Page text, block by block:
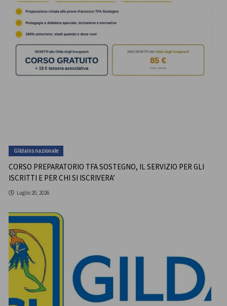
Gildains nazionale
CORSO PREPARATORIO TFA SOSTEGNO, IL SERVIZIO PER GLI
ISCRITTI E PER CHI SI ISCRIVERA’
Luglio 20, 2026